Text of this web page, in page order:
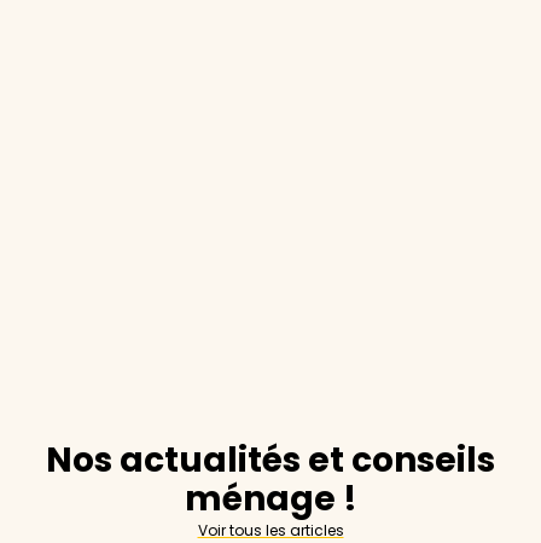
Nos actualités et conseils
ménage !
Voir tous les articles